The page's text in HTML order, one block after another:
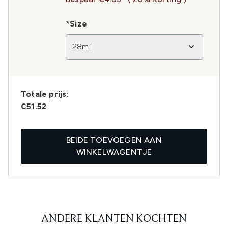
*Size
28ml
Totale prijs:
€51.52
BEIDE TOEVOEGEN AAN
WINKELWAGENTJE
ANDERE KLANTEN KOCHTEN